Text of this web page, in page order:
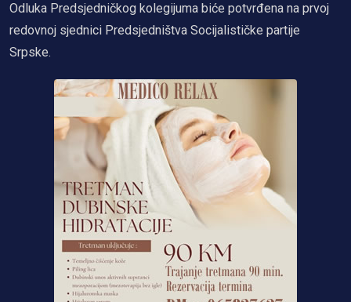
Odluka Predsjedničkog kolegijuma biće potvrđena na prvoj
redovnoj sjednici Predsjedništva Socijalističke partije
Srpske.